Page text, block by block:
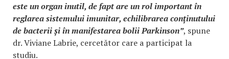
este un organ inutil, de fapt are un rol important în
reglarea sistemului imunitar, echilibrarea conținutului
de bacterii și în manifestarea bolii Parkinson”, spune
dr. Viviane Labrie, cercetător care a participat la
studiu.